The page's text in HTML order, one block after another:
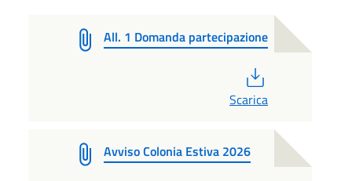
All. 1 Domanda partecipazione
Scarica
Avviso Colonia Estiva 2026